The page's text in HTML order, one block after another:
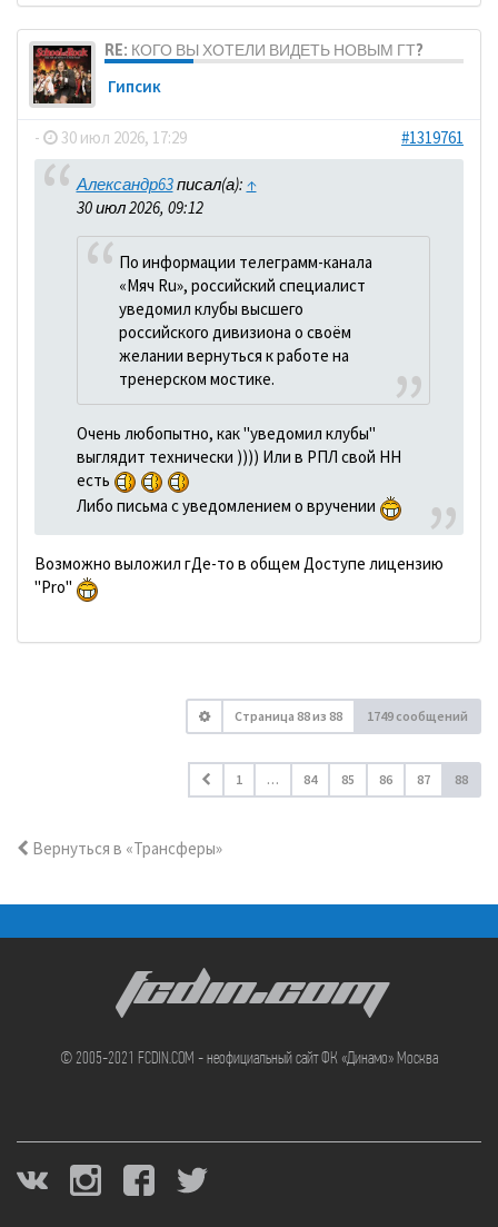
RE: КОГО ВЫ ХОТЕЛИ ВИДЕТЬ НОВЫМ ГТ?
Гипсик
- 30 июл 2026, 17:29 #1319761
Александр63писал(а): ↑
30 июл 2026, 09:12
По информации телеграмм-канала
«Мяч Ru», российский специалист
уведомил клубы высшего
российского дивизиона о своём
желании вернуться к работе на
тренерском мостике.
Очень любопытно, как "уведомил клубы"
выглядит технически )))) Или в РПЛ свой HH
есть
Либо письма с уведомлением о вручении
Возможно выложил гДе-то в общем Доступе лицензию
"Pro"
Страница 88из 88 1749 сообщений
1 … 84 85 86 87 88
Вернуться в «Трансферы»
FCDIN.COM
© 2005-2021 FCDIN.COM - неофициальный сайт ФК «Динамо» Москва